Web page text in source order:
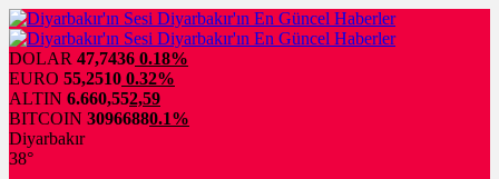
DOLAR 47,7436 0.18%
EURO 55,2510 0.32%
ALTIN 6.660,552,59
BITCOIN 30966880.1%
Diyarbakır
38°